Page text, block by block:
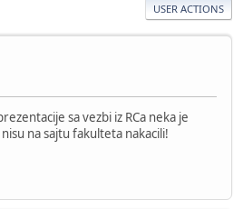
USER ACTIONS
sa vezbi iz RCa neka je
na sajtu fakulteta nakacili!